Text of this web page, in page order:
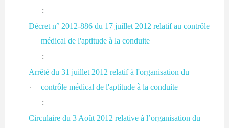
:
·
Décret n° 2012-886 du 17 juillet 2012 relatif au contrôle
médical de l'aptitude à la conduite
:
·
Arrêté du 31 juillet 2012 relatif à l'organisation du
contrôle médical de l'aptitude à la conduite
:
Circulaire du 3 Août 2012 relative à l’organisation du